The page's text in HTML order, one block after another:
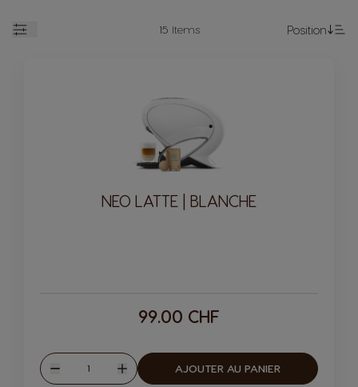
15 Items
Position
NEO LATTE | BLANCHE
99.00 CHF
Diminuer
Quantité
Augmenter
AJOUTER AU PANIER